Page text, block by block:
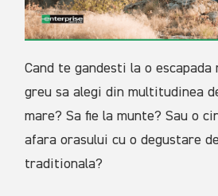
Cand te gandesti la o
greu sa alegi din multitudinea
mare? Sa fie la munte? Sau o
afara orasului cu o degustare
traditionala?